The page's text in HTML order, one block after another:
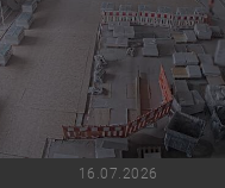
16.07.2026